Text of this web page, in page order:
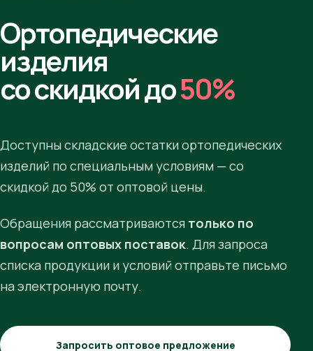
Ортопедические
изделия
со скидкой до50%
Доступны складские остатки ортопедических
изделий по специальным условиям — со
скидкой до 50% от оптовой цены.
Обращения рассматриваются только по
вопросам оптовых поставок. Для запроса
списка продукции и условий отправьте письмо
на электронную почту.
Запросить оптовое предложение